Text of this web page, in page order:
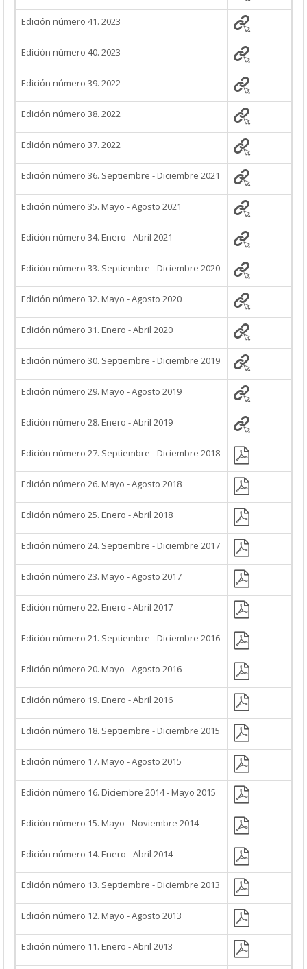
Edición número 41. 2023
Edición número 40. 2023
Edición número 39. 2022
Edición número 38. 2022
Edición número 37. 2022
Edición número 36. Septiembre - Diciembre 2021
Edición número 35. Mayo - Agosto 2021
Edición número 34. Enero - Abril 2021
Edición número 33. Septiembre - Diciembre 2020
Edición número 32. Mayo - Agosto 2020
Edición número 31. Enero - Abril 2020
Edición número 30. Septiembre - Diciembre 2019
Edición número 29. Mayo - Agosto 2019
Edición número 28. Enero - Abril 2019
Edición número 27. Septiembre - Diciembre 2018
Edición número 26. Mayo - Agosto 2018
Edición número 25. Enero - Abril 2018
Edición número 24. Septiembre - Diciembre 2017
Edición número 23. Mayo - Agosto 2017
Edición número 22. Enero - Abril 2017
Edición número 21. Septiembre - Diciembre 2016
Edición número 20. Mayo - Agosto 2016
Edición número 19. Enero - Abril 2016
Edición número 18. Septiembre - Diciembre 2015
Edición número 17. Mayo - Agosto 2015
Edición número 16. Diciembre 2014 - Mayo 2015
Edición número 15. Mayo - Noviembre 2014
Edición número 14. Enero - Abril 2014
Edición número 13. Septiembre - Diciembre 2013
Edición número 12. Mayo - Agosto 2013
Edición número 11. Enero - Abril 2013